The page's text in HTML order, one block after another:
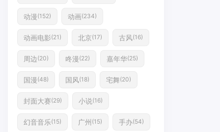
动漫(152) 动画(234)
动画电影(21) 北京(17) 古风(16)
周边 (20) 咚漫(22) 嘉年华(25)
国漫(48) 国风(18) 宅舞(20)
封面大赛(29) 小说(16)
幻音音乐(15) 广州 (15) 手办(54)